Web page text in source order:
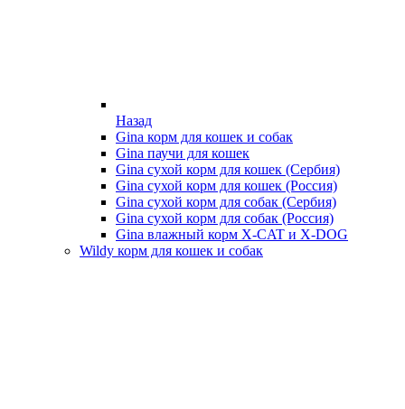
Назад
Gina корм для кошек и собак
Gina паучи для кошек
Gina сухой корм для кошек (Сербия)
Gina сухой корм для кошек (Россия)
Gina сухой корм для собак (Сербия)
Gina сухой корм для собак (Россия)
Gina влажный корм X-CAT и X-DOG
Wildy корм для кошек и собак